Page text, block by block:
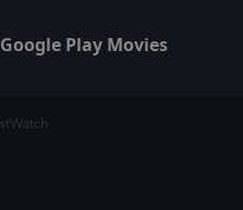
Google Play Movies